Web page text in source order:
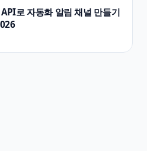
로 자동화 알림 채널 만들기